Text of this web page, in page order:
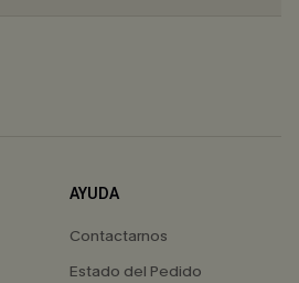
AYUDA
Contactarnos
Estado del Pedido